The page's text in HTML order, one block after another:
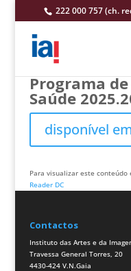
222 000 757 (ch.
Programa
Saúde
disponível
Para visualizar este
Reader DC
Contactos
Instituto das Artes e da
Travessa General Torres, 20
4430-424 V.N.Gaia